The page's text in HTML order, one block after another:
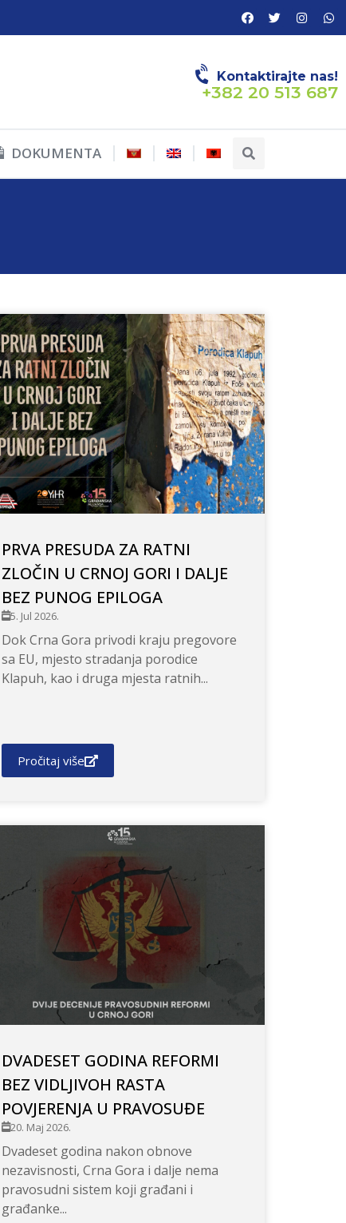
Kontaktirajte nas!
+382 20 513 687
DOKUMENTA
PRVA PRESUDA ZA RATNI
ZLOČIN U CRNOJ GORI I DALJE
BEZ PUNOG EPILOGA
5. Jul 2026.
Dok Crna Gora privodi kraju pregovore
sa EU, mjesto stradanja porodice
Klapuh, kao i druga mjesta ratnih...
Pročitaj više
DVADESET GODINA REFORMI
BEZ VIDLJIVOH RASTA
POVJERENJA U PRAVOSUĐE
20. Maj 2026.
Dvadeset godina nakon obnove
nezavisnosti, Crna Gora i dalje nema
pravosudni sistem koji građani i
građanke...